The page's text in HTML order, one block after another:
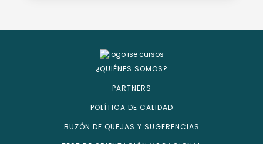
¿QUIÉNES SOMOS?
PARTNERS
POLÍTICA DE CALIDAD
BUZÓN DE QUEJAS Y SUGERENCIAS